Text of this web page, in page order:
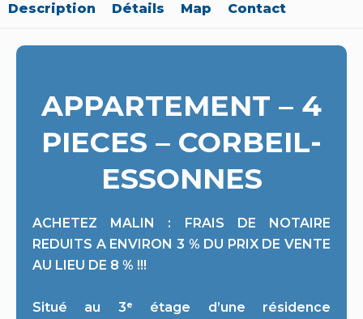
Description Détails Map Contact
APPARTEMENT – 4
PIECES – CORBEIL-
ESSONNES
ACHETEZ MALIN : FRAIS DE NOTAIRE
REDUITS A ENVIRON 3 % DU PRIX DE VENTE
AU LIEU DE 8 % !!!
Situé au 3ᵉ étage d’une résidence